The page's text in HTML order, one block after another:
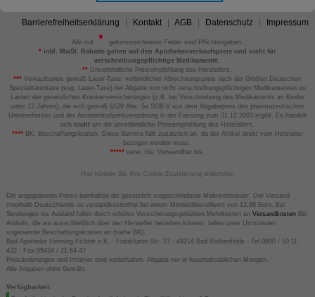
Barrierefreiheitserklärung Kontakt AGB Datenschutz Impressum
Alle mit
gekennzeichneten Felder sind Pflichtangaben.
*inkl. MwSt. Rabatte gelten auf den Apothekenverkaufspreis und nicht für
verschreibungspflichtige Medikamente.
** Unverbindliche Preisempfehlung des Herstellers.
*** Verkaufspreis gemäß Lauer-Taxe; verbindlicher Abrechnungspreis nach der Großen Deutschen
Spezialitätentaxe (sog. Lauer-Taxe) bei Abgabe von nicht verschreibungspflichtigen Medikamenten zu
Lasten der gesetzlichen Krankenversicherungen (z.B. bei Verschreibung des Medikaments an Kinder
unter 12 Jahren), die sich gemäß §129 Abs. 5a SGB V aus dem Abgabepreis des pharmazeutischen
Unternehmens und der Arzneimittelpreisverordnung in der Fassung zum 31.12.2003 ergibt. Es handelt
sich nicht um die unverbindliche Preisempfehlung des Herstellers.
****BK: Beschaffungskosten. Diese Summe fällt zusätzlich an, da der Artikel direkt vom Hersteller
bezogen werden muss.
*****verw. bis: Verwendbar bis.
Hier können Sie Ihre Cookie-Zustimmung widerrufen
Die angegebenen Preise beinhalten die gesetzlich vorgeschriebene Mehrwertsteuer. Der Versand
innerhalb Deutschlands ist versandkostenfrei bei einem Mindestbestellwert von 13,99 Euro. Bei
Sendungen ins Ausland fallen durch erhöhte Versicherungsgebühren Mehrkosten an VersandkostenBei
Artikeln, die wir ausschließlich über den Hersteller beziehen können, fallen unter Umständen
sogenannte Beschaffungskosten an (siehe BK).
Bad Apotheke Henning Fichter e.K. - Frankfurter Str. 27 - 49214 Bad Rothenfelde - Tel 0800 / 10 11
422 - Fax 05424 / 21 64 47
Preisänderungen und Irrtümer sind vorbehalten. Abgabe nur in haushaltsüblichen Mengen.
Alle Angaben ohne Gewähr.
Verfügbarkeit: